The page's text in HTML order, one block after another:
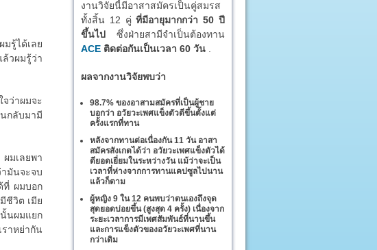
มรู้ได้เลย
ล้วผมรู้ว่า
ว่าผมจะ
กลับมามี
มเลยพา
มันจะจบ
ที่ ผมบอก
ชีวิต เมีย
นผมแยก
าหย่ากัน
งานวิจัยนี้มีอาสาสมัครเป็นคู่สมรส
ทั้งสิ้น 12 คู่ที่มีอายุมากกว่า 50 ปี
ขึ้นไป ซึ่งฝ่ายสามีจำเป็นต้องทาน
ACE ติดต่อกันเป็นเวลา 60 วัน
ผลจากงานวิจัยพบว่า
98.7% ของอาสามสมัครที่เป็นผู้ชาย
บอกว่า อวัยวะเพศแข็งตัวดีขึ้นตั้งแต่
ครั้งแรกที่ทาน
หลังจากทานต่อเนื่องกัน 11 วัน อาสา
สมัครสังเกตได้ว่า อวัยวะเพศแข็งตัวได้
ดียอดเยี่ยมในระหว่างวัน แม้ว่าจะเป็น
เวลาที่ห่างจากการทานแคปซูลไปนาน
แล้วก็ตาม
ผู้หญิง 9 ใน 12 คนพบว่าตนเองถึงจุด
สุดยอดบ่อยขึ้น (สูงสุด 4 ครั้ง) เนื่องจาก
ระยะเวลาการมีเพศสัมพันธ์ที่นานขึ้น
และการแข็งตัวของอวัยวะเพศที่นาน
กว่าเดิม